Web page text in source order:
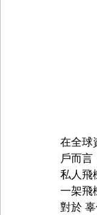
在全球
戶而言
私人飛
一架飛
對於